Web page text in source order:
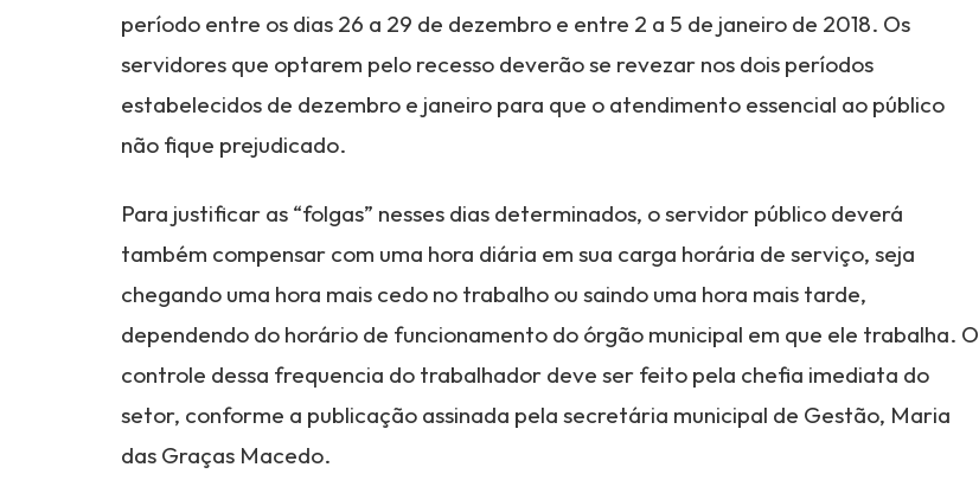
período entre os dias 26 a 29 de dezembro e entre 2 a 5 de janeiro de 2018. Os
servidores que optarem pelo recesso deverão se revezar nos dois períodos
estabelecidos de dezembro e janeiro para que o atendimento essencial ao público
não fique prejudicado.
Para justificar as “folgas” nesses dias determinados, o servidor público deverá
também compensar com uma hora diária em sua carga horária de serviço, seja
chegando uma hora mais cedo no trabalho ou saindo uma hora mais tarde,
dependendo do horário de funcionamento do órgão municipal em que ele trabalha. O
controle dessa frequencia do trabalhador deve ser feito pela chefia imediata do
setor, conforme a publicação assinada pela secretária municipal de Gestão, Maria
das Graças Macedo.